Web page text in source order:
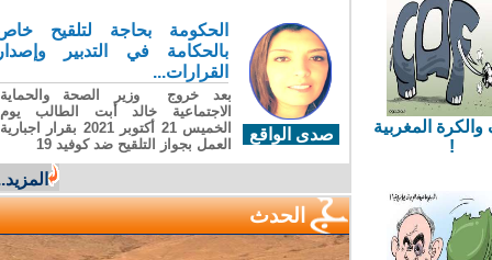
المغربية
صدى الواقع
الحكومة بحاجة لتلقيح خاص
بالحكامة في التدبير وإصدار
القرارات...
بعد خروج وزير الصحة والحماية
الاجتماعية خالد أبت الطالب يوم
الخميس 21 أكتوبر 2021 بقرار اجبارية
العمل بجواز التلقيح ضد كوفيد 19
المزيد...
الحدث